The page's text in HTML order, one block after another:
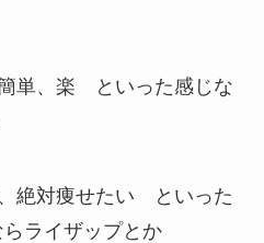
単、楽 といった感じな
絶対痩せたい といった
ライザップとか